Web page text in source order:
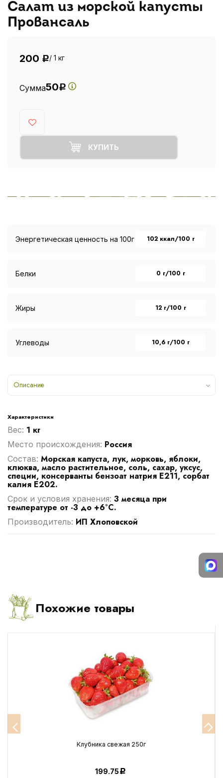
Салат из морской капусты
Провансаль
200 Р/ 1 кг
Сумма50Р
КУПИТЬ
Энергетическая ценность на 100г 102 ккал/100 г
Белки 0 г/100 г
Жиры 12 г/100 г
Углеводы 10,6 г/100 г
Описание
Характеристики
Вес: 1 кг
Место происхождения: Россия
Cостав: Морская капуста, лук, морковь, яблоки,
клюква, масло растительное, соль, сахар, уксус,
специи, консерванты бензоат натрия Е211, сорбат
калия Е202.
Срок и условия хранения: 3 месяца при
температуре от -3 до +6°С.
Производитель: ИП Хлоповской
Похожие товары
Клубника свежая 250г
199.75Р